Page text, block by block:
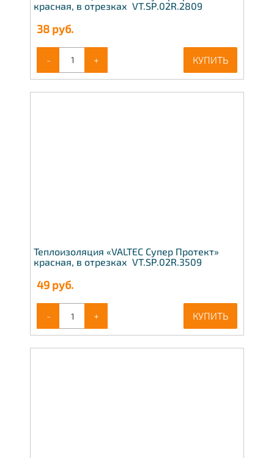
красная, в отрезках VT.SP.02R.2809
38 руб.
- + КУПИТЬ
Теплоизоляция «VALTEC Супер Протект»
красная, в отрезках VT.SP.02R.3509
49 руб.
- + КУПИТЬ